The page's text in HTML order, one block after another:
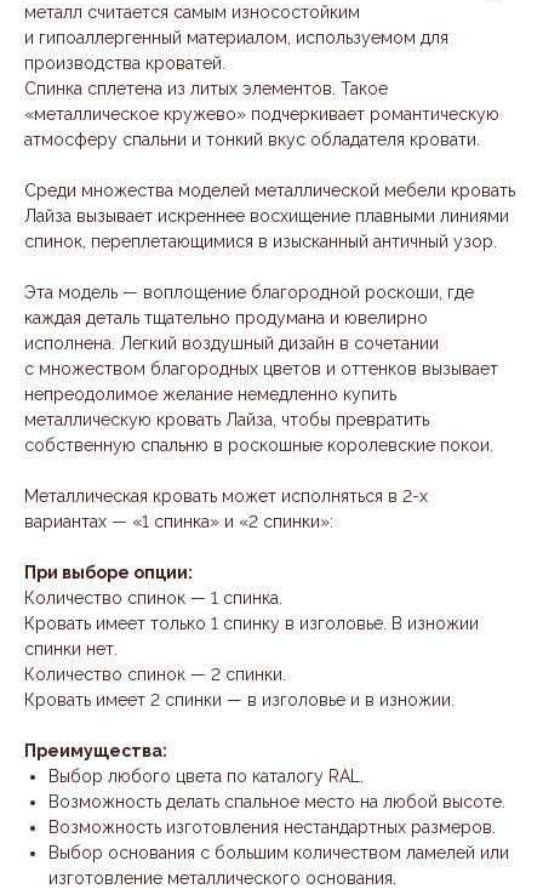
металл считается самым износостойким
и гипоаллергенный материалом, используемом для
производства кроватей.
Спинка сплетена из литых элементов. Такое
«металлическое кружево» подчеркивает романтическую
атмосферу спальни и тонкий вкус обладателя кровати.
Среди множества моделей металлической мебели кровать
Лайза вызывает искреннее восхищение плавными линиями
спинок, переплетающимися в изысканный античный узор.
Эта модель — воплощение благородной роскоши, где
каждая деталь тщательно продумана и ювелирно
исполнена. Легкий воздушный дизайн в сочетании
с множеством благородных цветов и оттенков вызывает
непреодолимое желание немедленно купить
металлическую кровать Лайза, чтобы превратить
собственную спальню в роскошные королевские покои.
Металлическая кровать может исполняться в 2-х
вариантах — «1 спинка» и «2 спинки»:
При выборе опции:
Количество спинок — 1 спинка.
Кровать имеет только 1 спинку в изголовье. В изножии
спинки нет.
Количество спинок — 2 спинки.
Кровать имеет 2 спинки — в изголовье и в изножии.
Преимущества:
Выбор любого цвета по каталогу RAL.
Возможность делать спальное место на любой высоте.
Возможность изготовления нестандартных размеров.
Выбор основания с большим количеством ламелей или
изготовление металлического основания.